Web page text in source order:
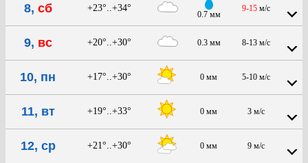
8, сб +23°..+34°
0.7 мм
9-15 м/с
9, вс +20°..+30° 0.3 мм 8-13 м/с
10, пн +17°..+30° 0 мм 5-10 м/с
11, вт +19°..+33° 0 мм 3 м/с
12, ср +21°..+30° 0 мм 9 м/с